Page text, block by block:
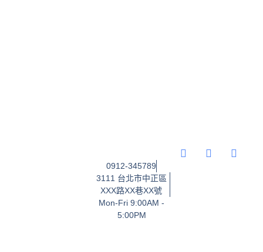
0912-345789
3111 台北市中正區
XXX路XX巷XX號
Mon-Fri 9:00AM -
5:00PM